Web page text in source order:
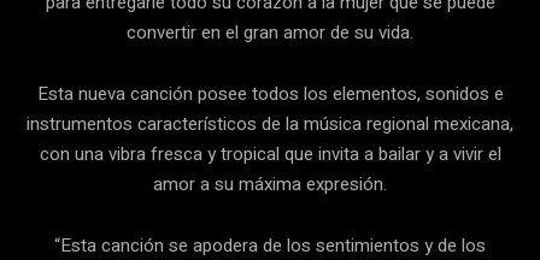
convertir en el gran amor de su vida.
Esta nueva canción posee todos los elementos, sonidos e
instrumentos característicos de la música regional mexicana,
con una vibra fresca y tropical que invita a bailar y a vivir el
amor a su máxima expresión.
“Esta canción se apodera de los sentimientos y de los